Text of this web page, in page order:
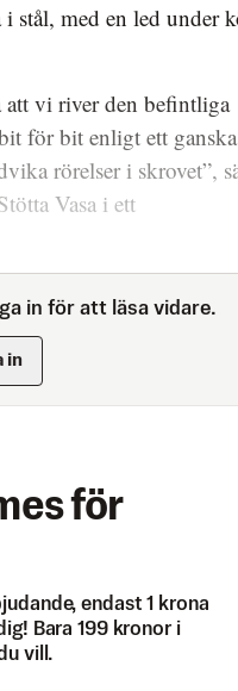
stål, med en led under
att vi river den befintliga
för bit enligt ett ganska
rörelser i skrovet”,
Vasa i ett
in för att läsa vidare.
in
för
endast 1 krona
Bara 199 kronor i
vill.